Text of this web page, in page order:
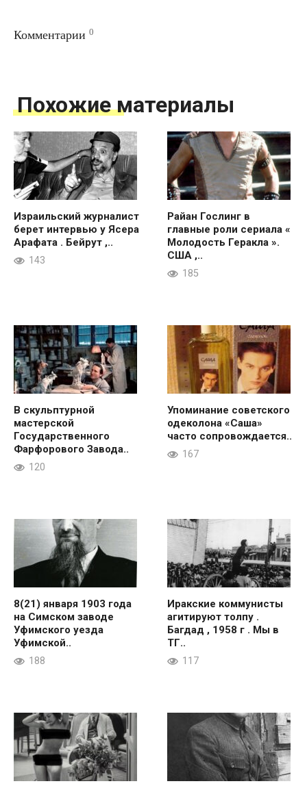
Комментарии 0
Похожие материалы
Израильский журналист
берет интервью у Ясера
Арафата . Бейрут ,..
143
Райан Гослинг в
главные роли сериала «
Молодость Геракла ».
США ,..
185
В скульптурной
мастерской
Государственного
Фарфорового Завода..
120
Упоминание советского
одеколона «Саша»
часто сопровождается..
167
8(21) января 1903 года
на Симском заводе
Уфимского уезда
Уфимской..
188
Иракские коммунисты
агитируют толпу .
Багдад , 1958 г . Мы в
ТГ..
117